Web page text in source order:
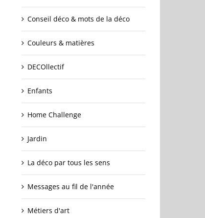
Conseil déco & mots de la déco
Couleurs & matières
DECOllectif
Enfants
Home Challenge
Jardin
La déco par tous les sens
Messages au fil de l'année
Métiers d'art